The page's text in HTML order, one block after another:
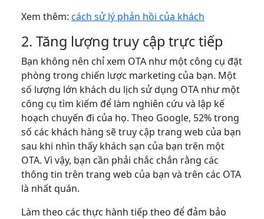
Xem thêm: cách sử lý phản hồi của khách
2. Tăng lượng truy cập trực tiếp
Bạn không nên chỉ xem OTA như một công cụ đặt
phòng trong chiến lược marketing của bạn. Một
số lượng lớn khách du lịch sử dụng OTA như một
công cụ tìm kiếm để làm nghiên cứu và lập kế
hoạch chuyến đi của họ. Theo Google, 52% trong
số các khách hàng sẽ truy cập trang web của bạn
sau khi nhìn thấy khách sạn của bạn trên một
OTA. Vì vậy, bạn cần phải chắc chắn rằng các
thông tin trên trang web của bạn và trên các OTA
là nhất quán.
Làm theo các thực hành tiếp theo để đảm bảo